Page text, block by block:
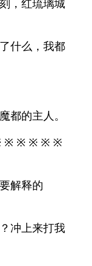
，红琉璃城
什么，我都
都的主人。
※ ※ ※ ※ ※
解释的
冲上来打我